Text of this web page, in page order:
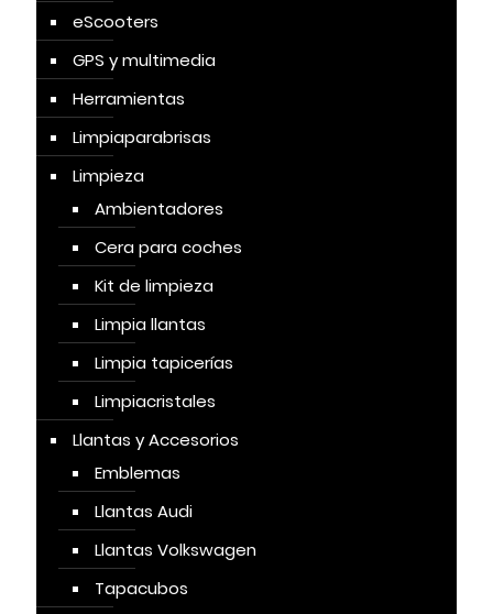
eScooters
GPS y multimedia
Herramientas
Limpiaparabrisas
Limpieza
Ambientadores
Cera para coches
Kit de limpieza
Limpia llantas
Limpia tapicerías
Limpiacristales
Llantas y Accesorios
Emblemas
Llantas Audi
Llantas Volkswagen
Tapacubos